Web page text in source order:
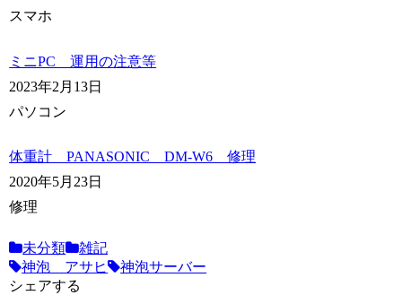
スマホ
ミニPC 運用の注意等
2023年2月13日
パソコン
体重計 PANASONIC DM-W6 修理
2020年5月23日
修理
未分類
雑記
神泡 アサヒ
神泡サーバー
シェアする